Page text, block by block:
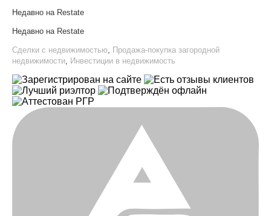
Недавно на Restate
Недавно на Restate
Сделки с недвижимостью, Продажа-покупка загородной
недвижимости, Инвестиции в недвижимость